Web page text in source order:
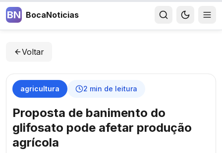
BN BocaNoticias
Voltar
agricultura 2 min de leitura
Proposta de banimento do
glifosato pode afetar produção
agrícola